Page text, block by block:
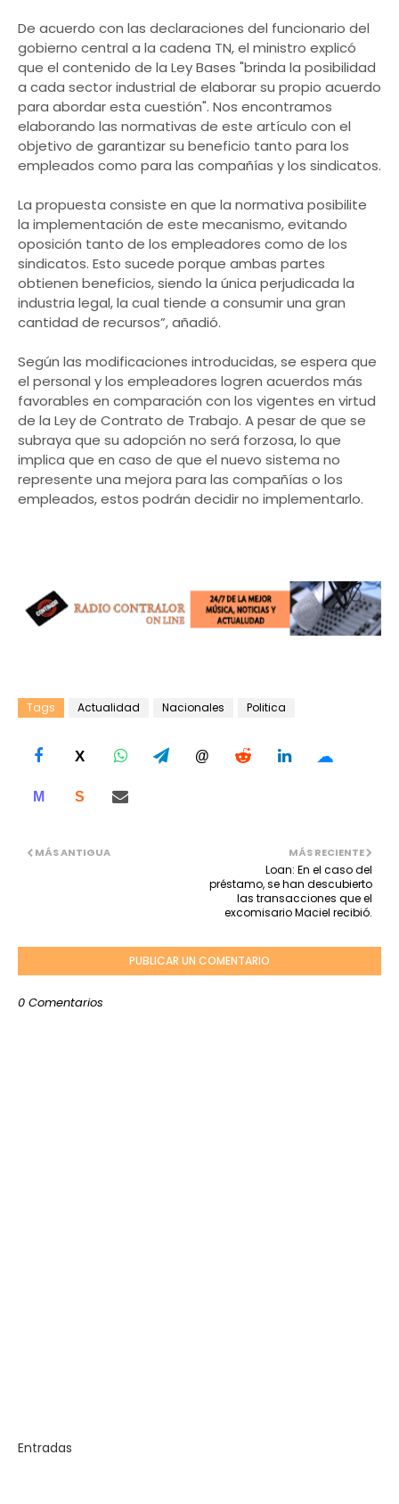
De acuerdo con las declaraciones del funcionario del
gobierno central a la cadena TN, el ministro explicó
que el contenido de la Ley Bases "brinda la posibilidad
a cada sector industrial de elaborar su propio acuerdo
para abordar esta cuestión". Nos encontramos
elaborando las normativas de este artículo con el
objetivo de garantizar su beneficio tanto para los
empleados como para las compañías y los sindicatos.
La propuesta consiste en que la normativa posibilite
la implementación de este mecanismo, evitando
oposición tanto de los empleadores como de los
sindicatos. Esto sucede porque ambas partes
obtienen beneficios, siendo la única perjudicada la
industria legal, la cual tiende a consumir una gran
cantidad de recursos”, añadió.
Según las modificaciones introducidas, se espera que
el personal y los empleadores logren acuerdos más
favorables en comparación con los vigentes en virtud
de la Ley de Contrato de Trabajo. A pesar de que se
subraya que su adopción no será forzosa, lo que
implica que en caso de que el nuevo sistema no
represente una mejora para las compañías o los
empleados, estos podrán decidir no implementarlo.
Tags Actualidad Nacionales Politica
X @ ☁
M S
MÁS RECIENTE
Loan: En el caso del
préstamo, se han descubierto
las transacciones que el
excomisario Maciel recibió.
MÁS ANTIGUA
PUBLICAR UN COMENTARIO
0 Comentarios
Entradas